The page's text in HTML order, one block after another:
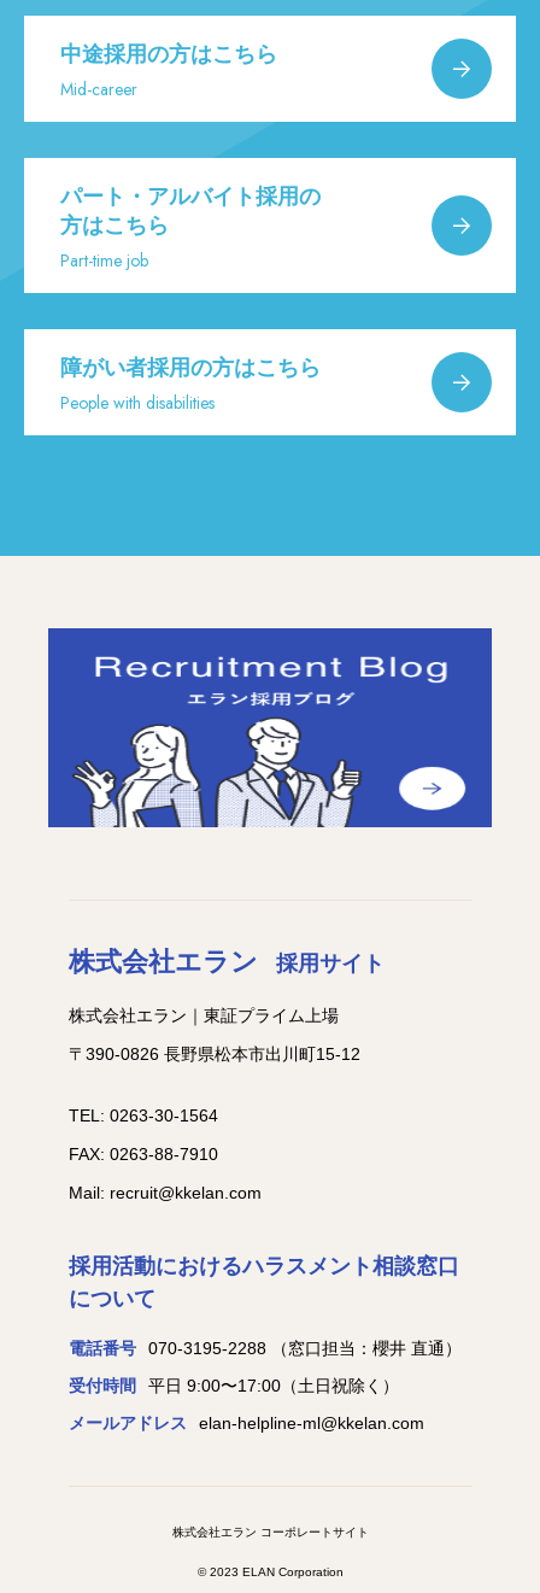
中途採用の方はこちら
Mid-career
パート・アルバイト採用の
方はこちら
Part-time job
障がい者採用の方はこちら
People with disabilities
株式会社エラン 採用サイト
株式会社エラン｜東証プライム上場
〒390-0826 長野県松本市出川町15-12
TEL: 0263-30-1564
FAX: 0263-88-7910
Mail: recruit@kkelan.com
採用活動におけるハラスメント相談窓口
について
電話番号 070-3195-2288
（窓口担当：櫻井 直通）
受付時間
平日 9:00〜17:00（土日祝除く）
メールアドレス
elan-helpline-ml@kkelan.com
株式会社エラン コーポレートサイト
© 2023 ELAN Corporation